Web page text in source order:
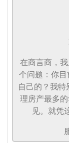
在商言商，
个问题：你
自己的？我
理房产最多
见。就凭